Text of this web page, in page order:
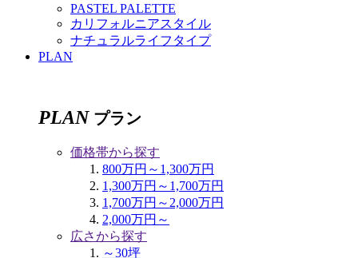
PASTEL PALETTE
カリフォルニアスタイル
ナチュラルライフタイプ
PLAN
PLAN プラン
価格帯から探す
800万円～1,300万円
1,300万円～1,700万円
1,700万円～2,000万円
2,000万円～
広さから探す
～30坪